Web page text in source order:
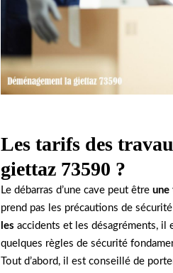
Les tarifs des
giettaz 73590 ?
Le débarras d’une cave peut être une
prend pas les précautions de
les accidents et les désagréments, il
quelques règles de sécurité
Tout d’abord, il est conseillé de